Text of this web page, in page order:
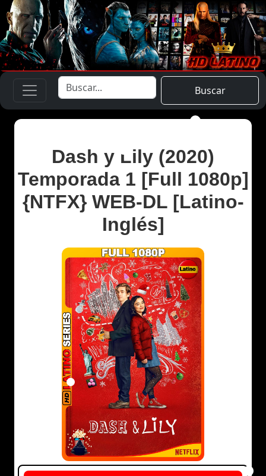
Buscar
Dash y Lily (2020)
Temporada 1 [Full 1080p]
{NTFX} WEB-DL [Latino-
Inglés]